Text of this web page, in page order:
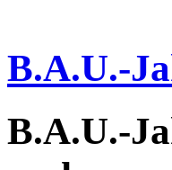
B.A.U.-
B.A.U.-